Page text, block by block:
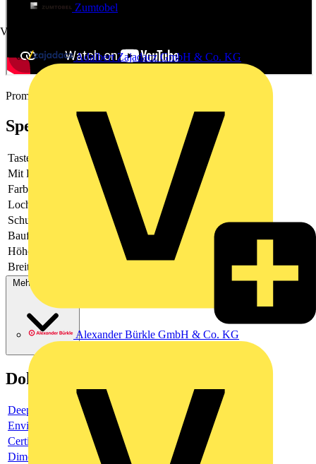
Zumtobel
Vertriebspartner
Adalbert Zajadacz GmbH & Co. KG
Alexander Bürkle GmbH & Co. KG
Promotional video
Spezifikationen
Tastend
Mit Frontring
Ja
Farbe Frontring
schwarz
Lochdurchmesser
22.5
Schutzart (NEMA)
Bauform der Linse
Höhe der Öffnung
Breite der Öffnung
Mehr anzeigen
Dokumente
Deeplink product page
Environmental compliance declaration
Certificate
Dimensioned drawing